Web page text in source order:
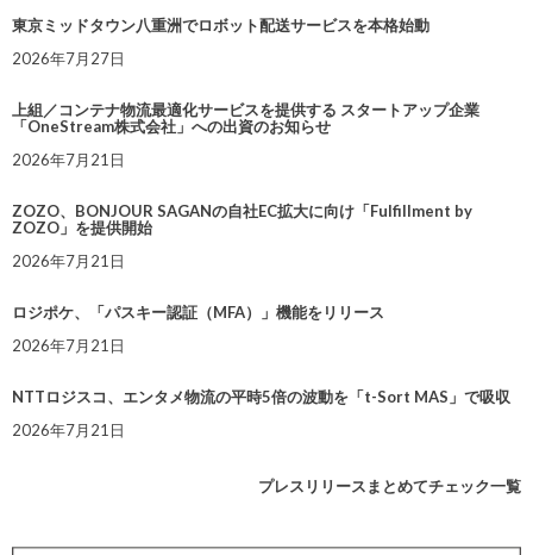
東京ミッドタウン八重洲でロボット配送サービスを本格始動
2026年7月27日
上組／コンテナ物流最適化サービスを提供する スタートアップ企業
「OneStream株式会社」への出資のお知らせ
2026年7月21日
ZOZO、BONJOUR SAGANの自社EC拡大に向け「Fulfillment by
ZOZO」を提供開始
2026年7月21日
ロジポケ、「パスキー認証（MFA）」機能をリリース
2026年7月21日
NTTロジスコ、エンタメ物流の平時5倍の波動を「t-Sort MAS」で吸収
2026年7月21日
プレスリリースまとめてチェック一覧